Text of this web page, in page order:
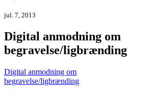
jul. 7, 2013
Digital anmodning om
begravelse/ligbrænding
Digital anmodning om
begravelse/ligbrænding